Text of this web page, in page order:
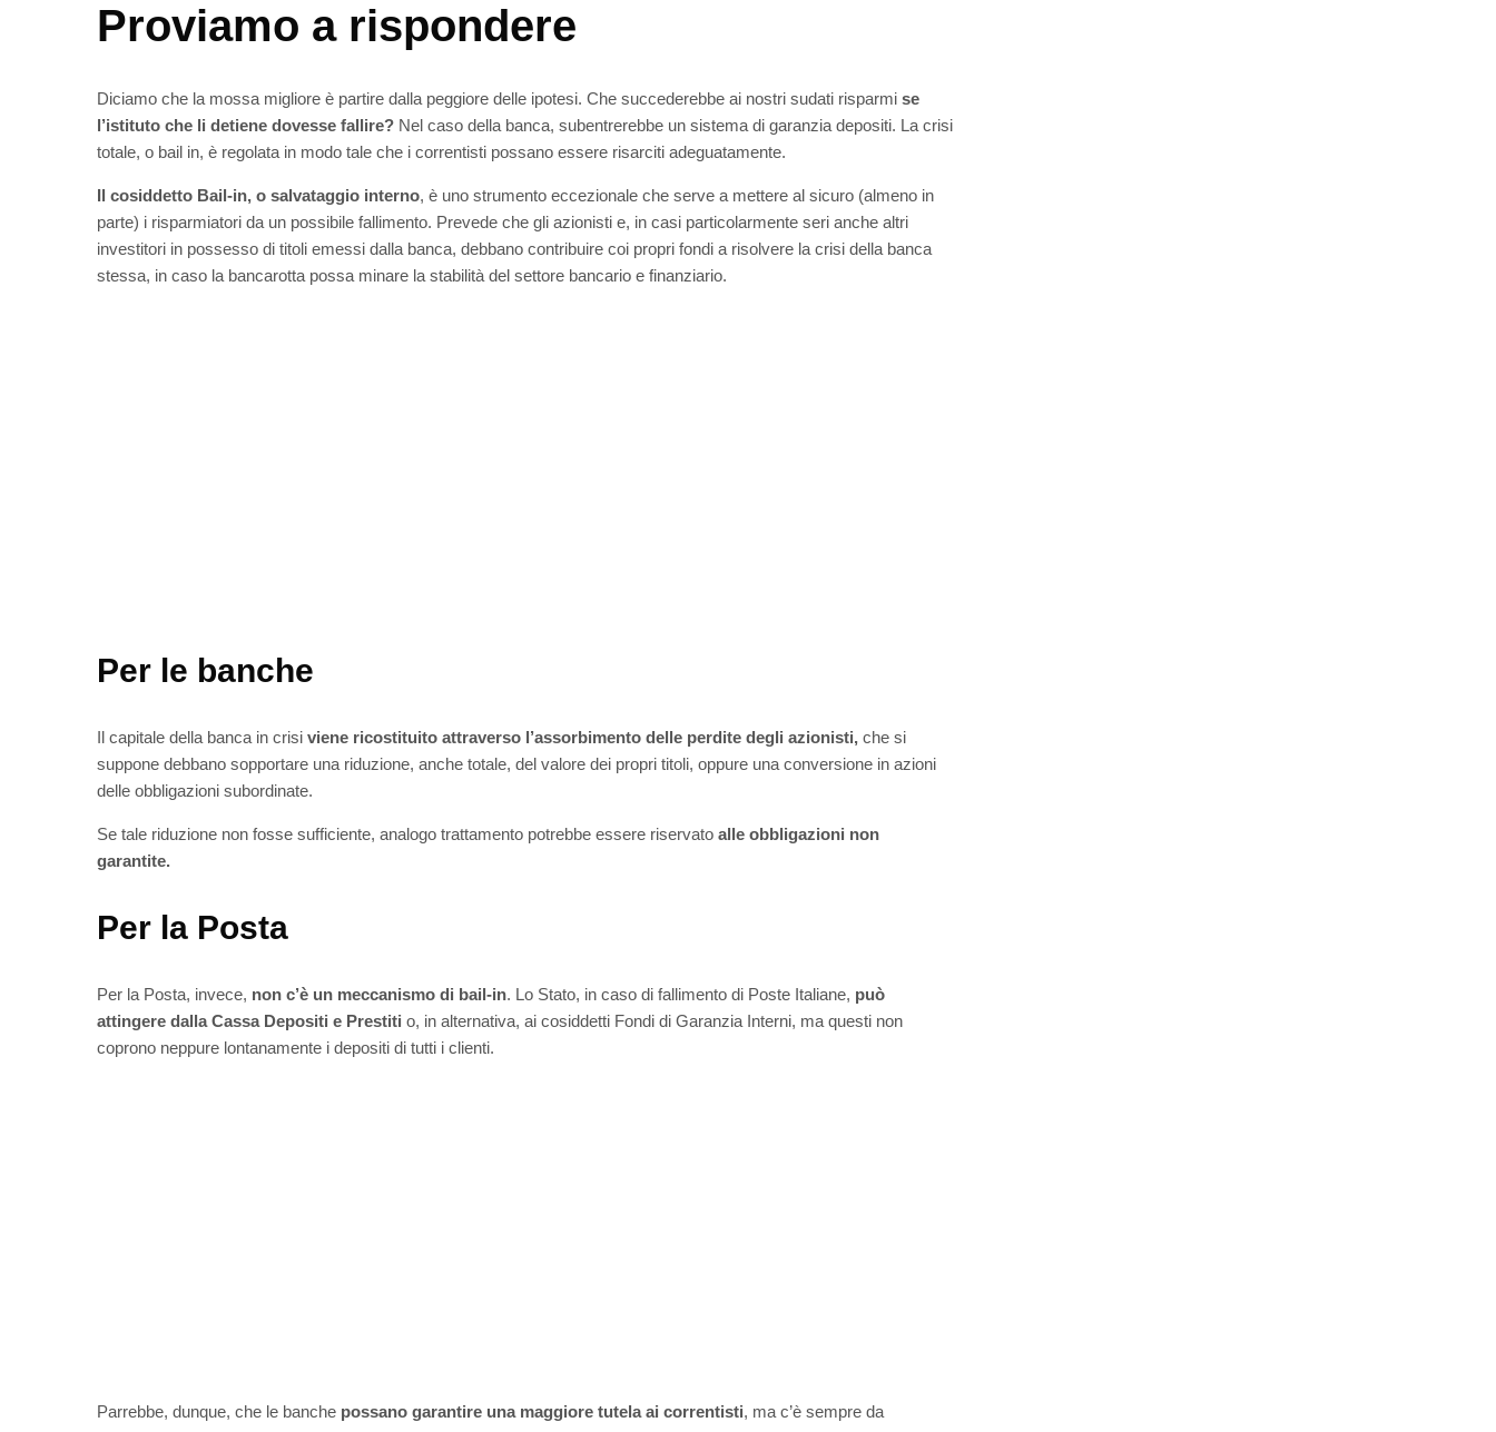
Proviamo a rispondere
Diciamo che la mossa migliore è partire dalla peggiore delle ipotesi. Che succederebbe ai nostri sudati risparmi se
l’istituto che li detiene dovesse fallire? Nel caso della banca, subentrerebbe un sistema di garanzia depositi. La crisi
totale, o bail in, è regolata in modo tale che i correntisti possano essere risarciti adeguatamente.
Il cosiddetto Bail-in, o salvataggio interno, è uno strumento eccezionale che serve a mettere al sicuro (almeno in
parte) i risparmiatori da un possibile fallimento. Prevede che gli azionisti e, in casi particolarmente seri anche altri
investitori in possesso di titoli emessi dalla banca, debbano contribuire coi propri fondi a risolvere la crisi della banca
stessa, in caso la bancarotta possa minare la stabilità del settore bancario e finanziario.
Per le banche
Il capitale della banca in crisi viene ricostituito attraverso l’assorbimento delle perdite degli azionisti, che si
suppone debbano sopportare una riduzione, anche totale, del valore dei propri titoli, oppure una conversione in azioni
delle obbligazioni subordinate.
Se tale riduzione non fosse sufficiente, analogo trattamento potrebbe essere riservato alle obbligazioni non
garantite.
Per la Posta
Per la Posta, invece, non c’è un meccanismo di bail-in. Lo Stato, in caso di fallimento di Poste Italiane, può
attingere dalla Cassa Depositi e Prestiti o, in alternativa, ai cosiddetti Fondi di Garanzia Interni, ma questi non
coprono neppure lontanamente i depositi di tutti i clienti.
Parrebbe, dunque, che le banche possano garantire una maggiore tutela ai correntisti, ma c’è sempre da